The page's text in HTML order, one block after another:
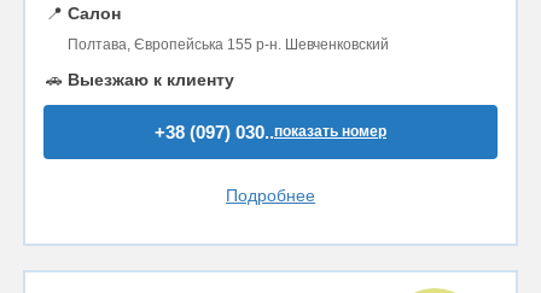
📍 Салон
Полтава, Європейська 155 р-н. Шевченковский
🚗 Выезжаю к клиенту
+38 (097) 030..показать номер
Подробнее